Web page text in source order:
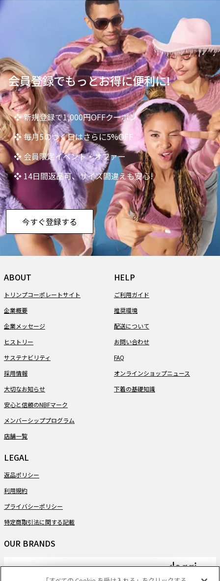
会員登録でもっとお得に便利に!
❖ 新規登録で1,000円OFFクーポン
❖ 毎月5のつく日はさらに5%OFF
❖ 会員限定イベント・オファー
❖ 14日間返品可、サイズ間違えも安心!
今すぐ登録する
ABOUT
トリンプコーポレートサイト
企業概要
企業メッセージ
ヒストリー
サステナビリティ
採用情報
大切なお知らせ
安心と信頼のNBFマーク
メンバーシッププログラム
店舗一覧
HELP
ご利用ガイド
推奨環境
配送について
お問い合わせ
FAQ
オンラインショップニュース
下着の基礎知識
LEGAL
返品ポリシー
利用規約
プライバシーポリシー
特定商取引法に関する記載
OUR BRANDS